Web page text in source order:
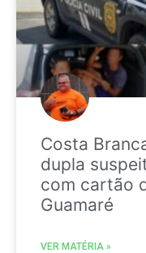
Costa
dupla
com cartão
Guamaré
VER MATÉRIA »